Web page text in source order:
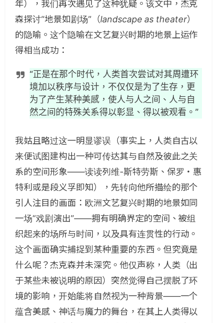
年），我们再次遇见了这种犹疑。该文中，杰克
森探讨“地景如剧场”（landscape as theater）
的隐喻。这个隐喻在文艺复兴时期的地景上运作
得相当成功：
“正是在那个时代，人类首次尝试对其周遭环
境加以秩序与设计，不仅仅是为了生存，更
为了产生某种美感，使人与人之间、人与自
然之间的特殊关系得以彰显、得以被观看。”
我姑且略过这一明显谬误（事实上，人类自古以
来便试图建构出一种可传达其与自然及彼此之关
系的空间形象——读读列维-斯特劳斯、保罗・惠
特利或是段义孚即知），先转向他所描绘的那个
引人注目的画面：欧洲文艺复兴时期的地景如同
一场“戏剧演出”——拥有明确界定的空间、被组
织起来的场所与时间，以及具有连贯性的行动。
这个画面确实捕捉到某种重要的东西。但究竟是
什么呢？杰克森并未深究。他仅声称，人类（出
于某些未被说明的原因）突然觉得自己摆脱了环
境的影响，开始能将自然视为一种背景——一个
蕴含美感、神话与魔力的舞台，在其上人类得以